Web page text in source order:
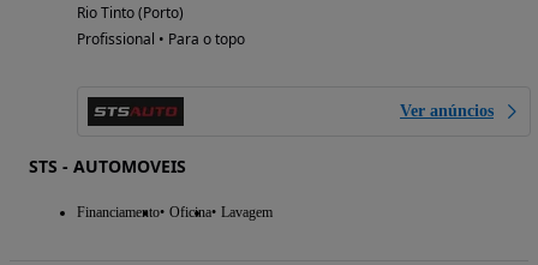
Rio Tinto (Porto)
Profissional • Para o topo
Ver anúncios
STS - AUTOMOVEIS
Financiamento Oficina Lavagem